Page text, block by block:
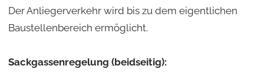
Der Anliegerverkehr wird bis zu dem eigentlichen
Baustellenbereich ermöglicht.
Sackgassenregelung (beidseitig):